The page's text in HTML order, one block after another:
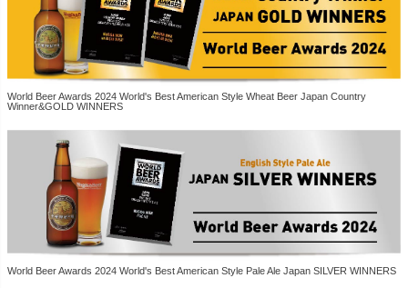
World Beer Awards 2024 World's Best American Style Wheat Beer Japan Country
Winner&GOLD WINNERS
World Beer Awards 2024 World's Best American Style Pale Ale Japan SILVER WINNERS